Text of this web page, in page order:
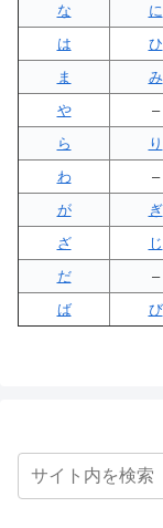
な
に
は
ひ
ま
み
や
–
ら
り
わ
–
が
ぎ
ざ
じ
だ
–
ば
び